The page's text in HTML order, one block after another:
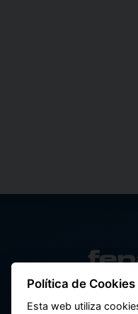
Federación
Política de Cookies
Esta web utiliza